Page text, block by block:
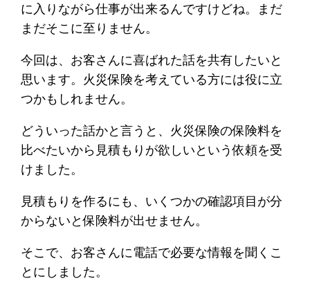
に入りながら仕事が出来るんですけどね。まだ
まだそこに至りません。
今回は、お客さんに喜ばれた話を共有したいと
思います。火災保険を考えている方には役に立
つかもしれません。
どういった話かと言うと、火災保険の保険料を
比べたいから見積もりが欲しいという依頼を受
けました。
見積もりを作るにも、いくつかの確認項目が分
からないと保険料が出せません。
そこで、お客さんに電話で必要な情報を聞くこ
とにしました。